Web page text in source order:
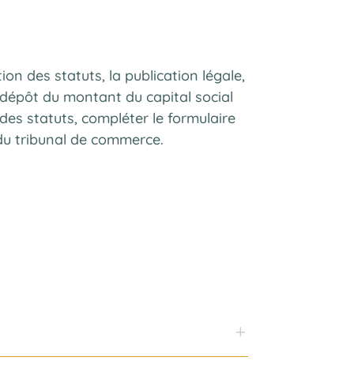
des statuts, la publication légale,
du montant du capital social
statuts, compléter le formulaire
tribunal de commerce.